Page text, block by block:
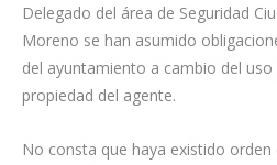
Delegado del área de Seguridad
Moreno se han asumido
del ayuntamiento a cambio del
propiedad del agente.
No consta que haya existido